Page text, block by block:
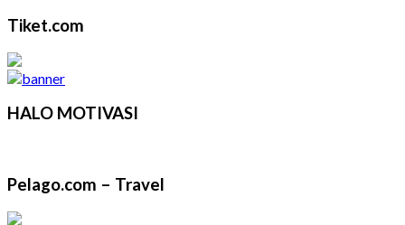
Tiket.com
HALO MOTIVASI
Pelago.com – Travel